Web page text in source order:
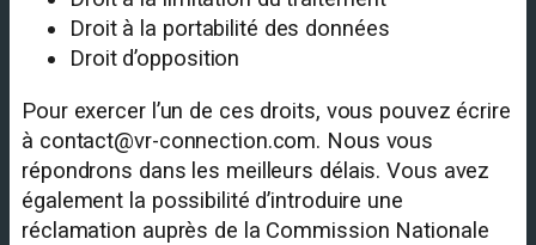
Droit à la portabilité des données
Droit d’opposition
Pour exercer l’un de ces droits, vous pouvez écrire
à contact@vr-connection.com. Nous vous
répondrons dans les meilleurs délais. Vous avez
également la possibilité d’introduire une
réclamation auprès de la Commission Nationale